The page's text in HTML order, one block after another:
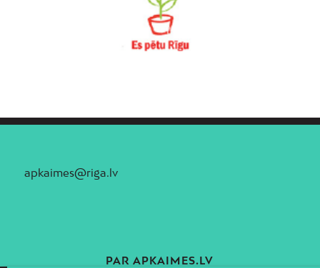
apkaimes@riga.lv
PAR APKAIMES.LV